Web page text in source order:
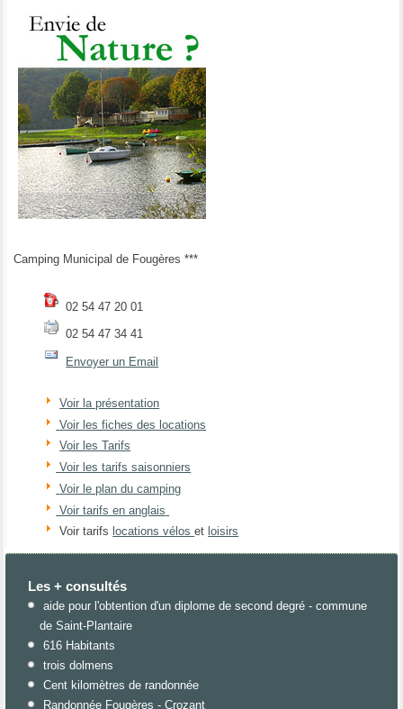
Camping Municipal de Fougères ***
02 54 47 20 01
02 54 47 34 41
Envoyer un Email
Voir la présentation
Voir les fiches des locations
Voir les Tarifs
Voir les tarifs saisonniers
Voir le plan du camping
Voir tarifs en anglais
Voir tarifs locations véloset loisirs
Les + consultés
aide pour l'obtention d'un diplome de second degré - commune
de Saint-Plantaire
616 Habitants
trois dolmens
Cent kilomètres de randonnée
Randonnée Fougères - Crozant